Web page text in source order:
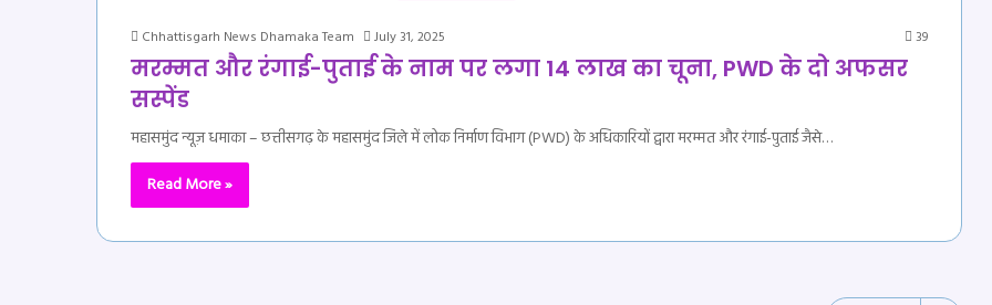
Chhattisgarh News Dhamaka Team July 31, 2025 39
मरम्मत और रंगाई-पुताई के नाम पर लगा 14 लाख का चूना, PWD के दो अफसर
सस्पेंड
महासमुंद न्यूज़ धमाका – छत्तीसगढ़ के महासमुंद जिले में लोक निर्माण विभाग (PWD) के अधिकारियों द्वारा मरम्मत और रंगाई-पुताई जैसे…
Read More »